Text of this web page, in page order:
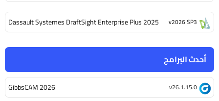
أحدث البرامج
GibbsCAM 2026 v26.1.15.0
Dassault Systemes DraftSight Enterprise Plus 2025 v2026 SP3